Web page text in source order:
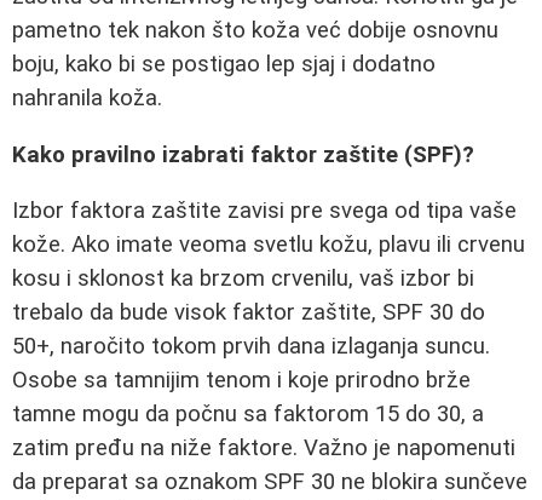
pametno tek nakon što koža već dobije osnovnu
boju, kako bi se postigao lep sjaj i dodatno
nahranila koža.
Kako pravilno izabrati faktor zaštite (SPF)?
Izbor faktora zaštite zavisi pre svega od tipa vaše
kože. Ako imate veoma svetlu kožu, plavu ili crvenu
kosu i sklonost ka brzom crvenilu, vaš izbor bi
trebalo da bude visok faktor zaštite, SPF 30 do
50+, naročito tokom prvih dana izlaganja suncu.
Osobe sa tamnijim tenom i koje prirodno brže
tamne mogu da počnu sa faktorom 15 do 30, a
zatim pređu na niže faktore. Važno je napomenuti
da preparat sa oznakom SPF 30 ne blokira sunčeve